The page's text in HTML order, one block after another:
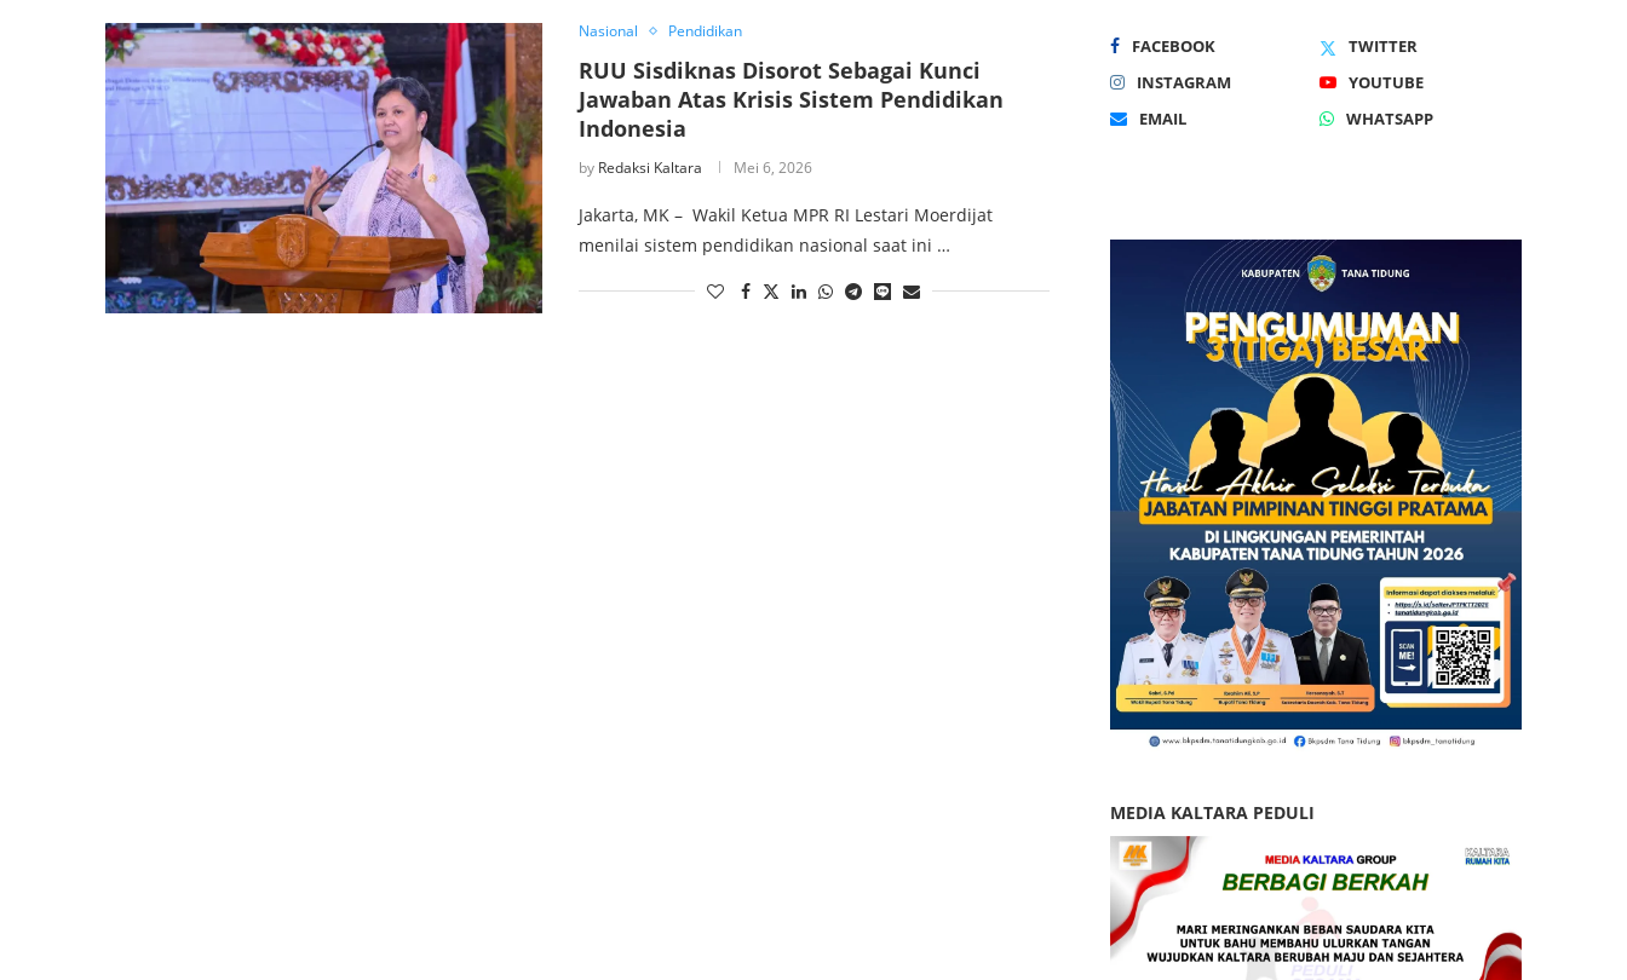
Nasional Pendidikan
RUU Sisdiknas Disorot Sebagai Kunci
Jawaban Atas Krisis Sistem Pendidikan
Indonesia
by Redaksi Kaltara Mei 6, 2026
Jakarta, MK – Wakil Ketua MPR RI Lestari Moerdijat
menilai sistem pendidikan nasional saat ini …
FACEBOOK
TWITTER
INSTAGRAM
YOUTUBE
EMAIL
WHATSAPP
MEDIA KALTARA PEDULI